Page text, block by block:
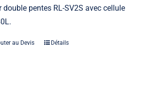
double pentes RL-SV2S avec cellule
au Devis Détails